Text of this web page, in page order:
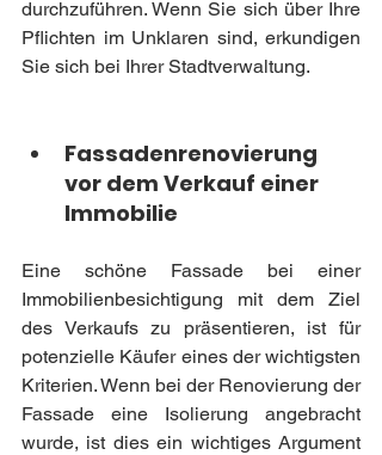
durchzuführen. Wenn Sie sich über Ihre
Pflichten im Unklaren sind, erkundigen
Sie sich bei Ihrer Stadtverwaltung.
Fassadenrenovierung
vor dem Verkauf einer
Immobilie
Eine schöne Fassade bei einer
Immobilienbesichtigung mit dem Ziel
des Verkaufs zu präsentieren, ist für
potenzielle Käufer eines der wichtigsten
Kriterien. Wenn bei der Renovierung der
Fassade eine Isolierung angebracht
wurde, ist dies ein wichtiges Argument